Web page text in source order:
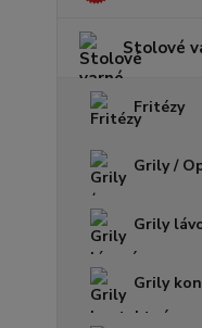
Stolové
Fritézy
Grily /
Grily
Grily